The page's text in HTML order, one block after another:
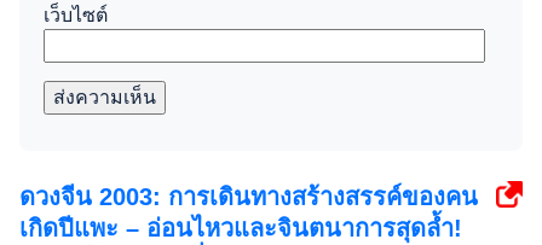
เว็บไซต์
ส่งความเห็น
ดวงจีน 2003: การเดินทางสร้างสรรค์ของคน
เกิดปีแพะ – อ่อนไหวและจินตนาการสุดล้ำ!